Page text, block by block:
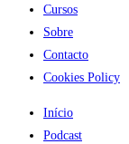
Cursos
Sobre
Contacto
Cookies Policy
Início
Podcast